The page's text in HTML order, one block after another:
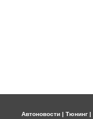
Автоновости | Тюнинг |